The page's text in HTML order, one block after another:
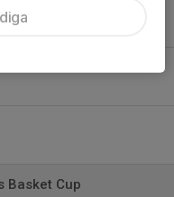
Basket Cup